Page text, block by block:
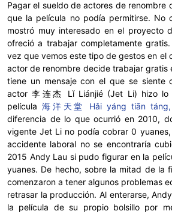
Pagar el sueldo de actores de renombre
que la película no podía permitirse. No
mostró muy interesado en el proyecto
ofreció a trabajar completamente
vez que vemos este tipo de gestos en el
actor de renombre decide trabajar gratis
tiene un mensaje con el que se siente
actor 李连杰 Lǐ Liánjié (Jet Li) hizo lo
película 海洋天堂 Hǎi yáng tiān táng,
diferencia de lo que ocurrió en 2010,
vigente Jet Li no podía cobrar 0
accidente laboral no se encontraría
2015 Andy Lau si pudo figurar en la
yuanes. De hecho, sobre la mitad de la
comenzaron a tener algunos problemas
retrasar la producción. Al enterarse,
la película de su propio bolsillo por